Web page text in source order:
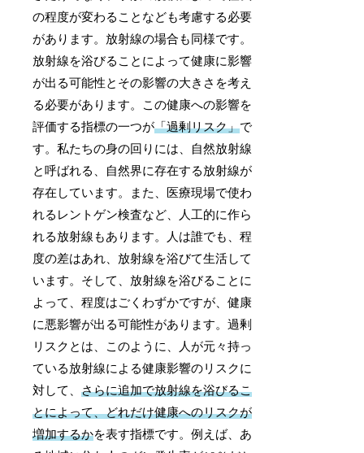
の程度が変わることなども考慮する必要
があります。放射線の場合も同様です。
放射線を浴びることによって健康に影響
が出る可能性とその影響の大きさを考え
る必要があります。この健康への影響を
評価する指標の一つが「過剰リスク」で
す。私たちの身の回りには、自然放射線
と呼ばれる、自然界に存在する放射線が
存在しています。また、医療現場で使わ
れるレントゲン検査など、人工的に作ら
れる放射線もあります。人は誰でも、程
度の差はあれ、放射線を浴びて生活して
います。そして、放射線を浴びることに
よって、程度はごくわずかですが、健康
に悪影響が出る可能性があります。過剰
リスクとは、このように、人が元々持っ
ている放射線による健康影響のリスクに
対して、さらに追加で放射線を浴びるこ
とによって、どれだけ健康へのリスクが
増加するかを表す指標です。例えば、あ